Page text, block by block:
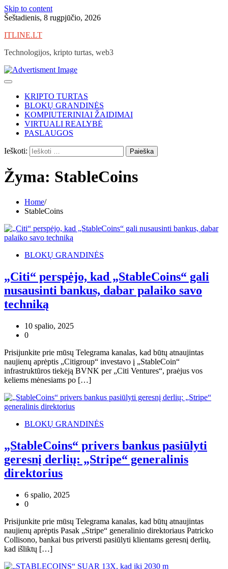
Skip to content
Šeštadienis, 8 rugpjūčio, 2026
ITLINE.LT
Technologijos, kripto turtas, web3
KRIPTO TURTAS
BLOKŲ GRANDINĖS
KOMPIUTERINIAI ŽAIDIMAI
VIRTUALI REALYBĖ
PASLAUGOS
Ieškoti:
Žyma: StableCoins
Home
StableCoins
BLOKŲ GRANDINĖS
„Citi“ perspėjo, kad „StableCoins“ gali
nusausinti bankus, dabar palaiko savo
techniką
10 spalio, 2025
0
Prisijunkite prie mūsų Telegrama kanalas, kad būtų atnaujintas
naujienų aprėptis „Citigroup“ investavo į „StableCoin“
infrastruktūros tiekėją BVNK per „Citi Ventures“, praėjus vos
keliems mėnesiams po […]
BLOKŲ GRANDINĖS
„StableCoins“ privers bankus pasiūlyti
geresnį derlių: „Stripe“ generalinis
direktorius
6 spalio, 2025
0
Prisijunkite prie mūsų Telegrama kanalas, kad būtų atnaujintas
naujienų aprėptis Pasak „Stripe“ generalinio direktoriaus Patricko
Collisono, bankai bus priversti pasiūlyti klientams geresnį derlių,
kad išliktų […]